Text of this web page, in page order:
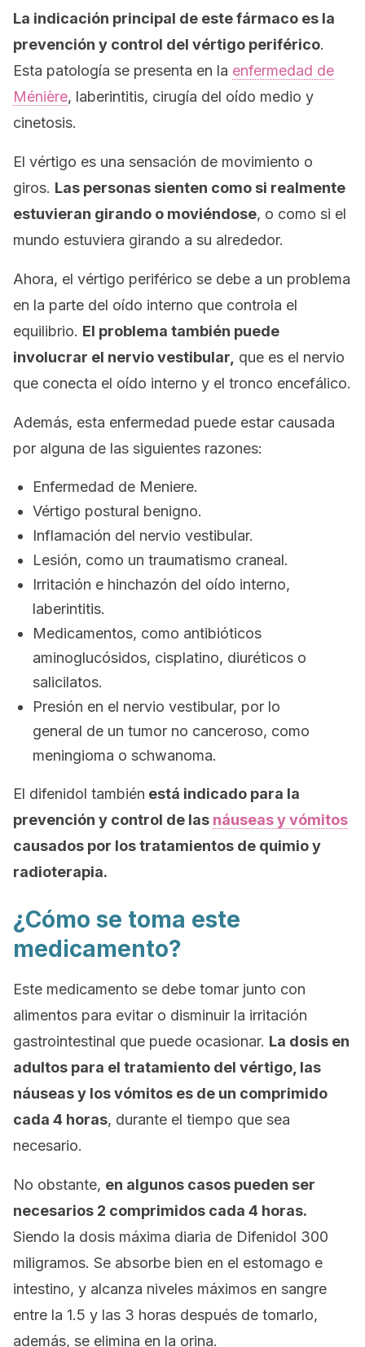
La indicación principal de este fármaco es la
prevención y control del vértigo periférico.
Esta patología se presenta en la enfermedad de
Ménière, laberintitis, cirugía del oído medio y
cinetosis.
El vértigo es una sensación de movimiento o
giros. Las personas sienten como si realmente
estuvieran girando o moviéndose, o como si el
mundo estuviera girando a su alrededor.
Ahora, el vértigo periférico se debe a un problema
en la parte del oído interno que controla el
equilibrio. El problema también puede
involucrar el nervio vestibular, que es el nervio
que conecta el oído interno y el tronco encefálico.
Además, esta enfermedad puede estar causada
por alguna de las siguientes razones:
Enfermedad de Meniere.
Vértigo postural benigno.
Inflamación del nervio vestibular.
Lesión, como un traumatismo craneal.
Irritación e hinchazón del oído interno,
laberintitis.
Medicamentos, como antibióticos
aminoglucósidos, cisplatino, diuréticos o
salicilatos.
Presión en el nervio vestibular, por lo
general de un tumor no canceroso, como
meningioma o schwanoma.
El difenidol también está indicado para la
prevención y control de las náuseas y vómitos
causados por los tratamientos de quimio y
radioterapia.
¿Cómo se toma este
medicamento?
Este medicamento se debe tomar junto con
alimentos para evitar o disminuir la irritación
gastrointestinal que puede ocasionar. La dosis en
adultos para el tratamiento del vértigo, las
náuseas y los vómitos es de un comprimido
cada 4 horas, durante el tiempo que sea
necesario.
No obstante, en algunos casos pueden ser
necesarios 2 comprimidos cada 4 horas.
Siendo la dosis máxima diaria de Difenidol 300
miligramos. Se absorbe bien en el estomago e
intestino, y alcanza niveles máximos en sangre
entre la 1.5 y las 3 horas después de tomarlo,
además, se elimina en la orina.